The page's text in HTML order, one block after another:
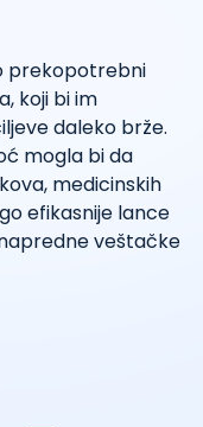
prekopotrebni
koji bi im
daleko brže.
mogla bi da
medicinskih
efikasnije lance
veštačke